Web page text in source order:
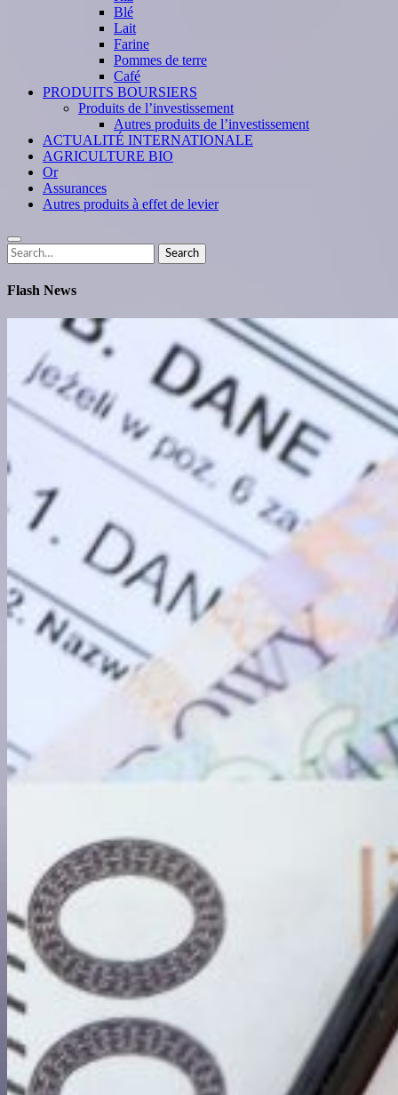
Blé
Lait
Farine
Pommes de terre
Café
PRODUITS BOURSIERS
Produits de l’investissement
Autres produits de l’investissement
ACTUALITÉ INTERNATIONALE
AGRICULTURE BIO
Or
Assurances
Autres produits à effet de levier
Search
for:
Search
Flash News